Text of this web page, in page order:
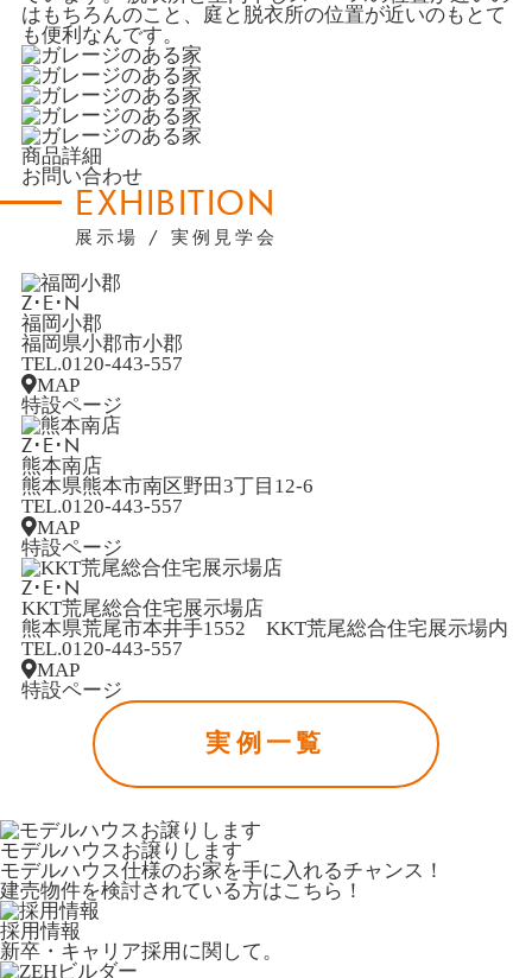
はもちろんのこと、庭と脱衣所の位置が近いのもとて
も便利なんです。
商品詳細
お問い合わせ
EXHIBITION
展示場 / 実例見学会
Z･E･N
福岡小郡
福岡県小郡市小郡
TEL.0120-443-557
MAP
特設ページ
Z･E･N
熊本南店
熊本県熊本市南区野田3丁目12-6
TEL.0120-443-557
MAP
特設ページ
Z･E･N
KKT荒尾総合住宅展示場店
熊本県荒尾市本井手1552 KKT荒尾総合住宅展示場内
TEL.0120-443-557
MAP
特設ページ
実例一覧
モデルハウスお譲りします
モデルハウス仕様のお家を手に入れるチャンス！
建売物件を検討されている方はこちら！
採用情報
新卒・キャリア採用に関して。